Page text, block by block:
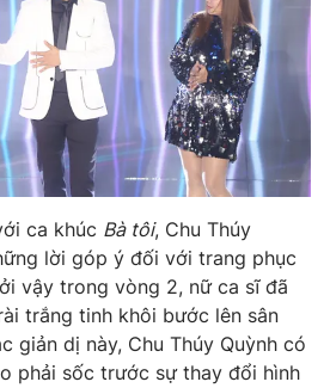
hình Việt Nam
VTV
in và báo điện tử số 483/GP-BTTTT
Thủy
931 - 024.38 355 932
024.66 897 897
7300.7108
ca khúc Bà tôi, Chu Thúy
lời góp ý đối với trang phục
vậy trong vòng 2, nữ ca sĩ đã
trắng tinh khôi bước lên sân
giản dị này, Chu Thúy Quỳnh có
phải sốc trước sự thay đổi hình